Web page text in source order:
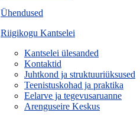
Ühendused
Riigikogu Kantselei
Kantselei ülesanded
Kontaktid
Juhtkond ja struktuuriüksused
Teenistuskohad ja praktika
Eelarve ja tegevusaruanne
Arenguseire Keskus